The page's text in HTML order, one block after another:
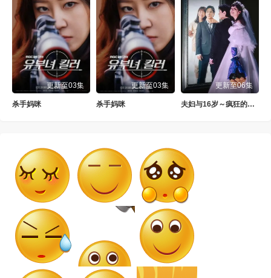
更新至03集
杀手妈咪
更新至03集
杀手妈咪
更新至06集
夫妇与16岁～疯狂的邻居～